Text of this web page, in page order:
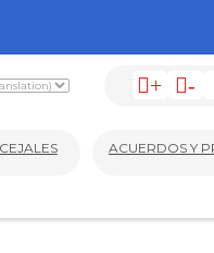
+ -
ACUERDOS Y